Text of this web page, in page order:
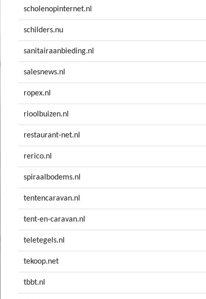
scholenopinternet.nl
schilders.nu
sanitairaanbieding.nl
salesnews.nl
ropex.nl
rioolbuizen.nl
restaurant-net.nl
rerico.nl
spiraalbodems.nl
tentencaravan.nl
tent-en-caravan.nl
teletegels.nl
tekoop.net
tbbt.nl